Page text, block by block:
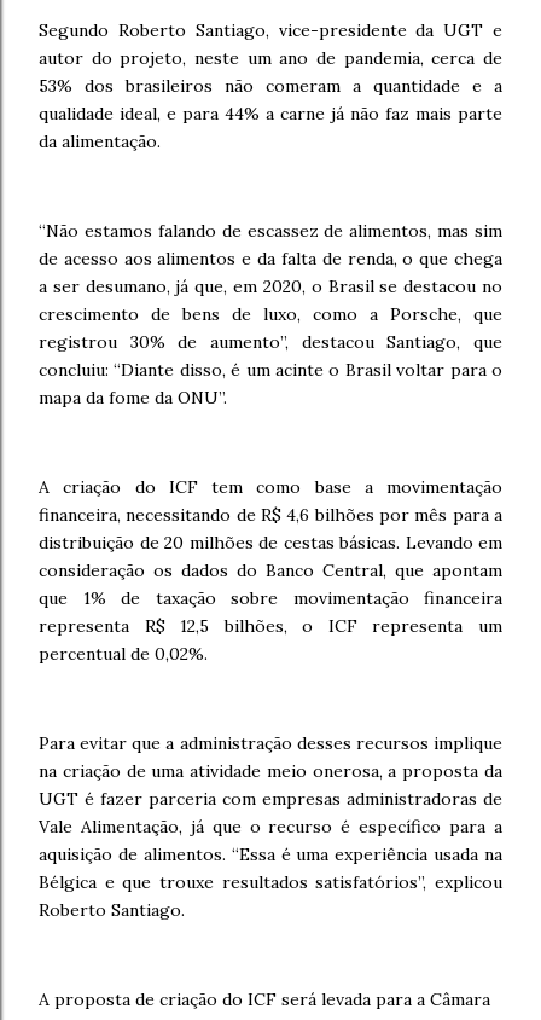
Segundo Roberto Santiago, vice-presidente da UGT e
autor do projeto, neste um ano de pandemia, cerca de
53% dos brasileiros não comeram a quantidade e a
qualidade ideal, e para 44% a carne já não faz mais parte
da alimentação.
“Não estamos falando de escassez de alimentos, mas sim
de acesso aos alimentos e da falta de renda, o que chega
a ser desumano, já que, em 2020, o Brasil se destacou no
crescimento de bens de luxo, como a Porsche, que
registrou 30% de aumento”, destacou Santiago, que
concluiu: “Diante disso, é um acinte o Brasil voltar para o
mapa da fome da ONU”.
A criação do ICF tem como base a movimentação
financeira, necessitando de R$ 4,6 bilhões por mês para a
distribuição de 20 milhões de cestas básicas. Levando em
consideração os dados do Banco Central, que apontam
que 1% de taxação sobre movimentação financeira
representa R$ 12,5 bilhões, o ICF representa um
percentual de 0,02%.
Para evitar que a administração desses recursos implique
na criação de uma atividade meio onerosa, a proposta da
UGT é fazer parceria com empresas administradoras de
Vale Alimentação, já que o recurso é específico para a
aquisição de alimentos. “Essa é uma experiência usada na
Bélgica e que trouxe resultados satisfatórios”, explicou
Roberto Santiago.
A proposta de criação do ICF será levada para a Câmara